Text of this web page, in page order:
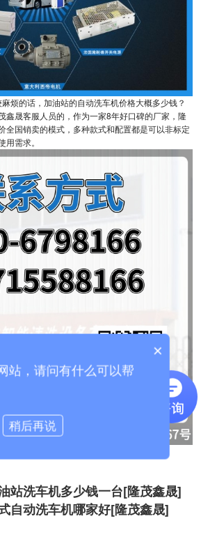
烦的话，加油站的自动洗车机价格大概多少钱？
鑫晟客服人员的，作为一家8年好口碑的厂家，隆
全国销卖的模式，多种款式和配置都是可以非标定
需求。
站洗车机多少钱一台[隆茂鑫晟]
自动洗车机哪家好[隆茂鑫晟]
×
站，请问有什么可以帮
稍后再说